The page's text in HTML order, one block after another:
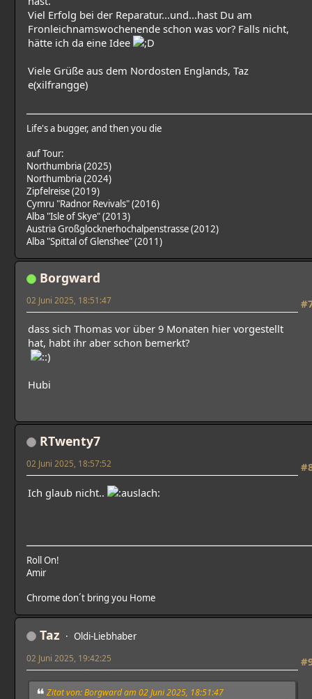
Viel Erfolg bei der Reparatur...und...hast Du am
Fronleichnamswochenende schon was vor? Falls nicht,
hätte ich da eine Idee
Viele Grüße aus dem Nordosten Englands, Taz
e(xilfrangge)
Life's a bugger, and then you die
auf Tour:
Northumbria (2025)
Northumbria (2024)
Zipfelreise (2019)
Cymru "Radnor Revivals" (2016)
Alba "Isle of Skye" (2013)
Austria Großglocknerhochalpenstrasse (2012)
Alba "Spittal of Glenshee" (2011)
Borgward
02 Juni 2025, 18:51:47
dass sich Thomas vor über 9 Monaten hier vorgestellt
hat, habt ihr aber schon bemerkt?
Hubi
RTwenty7
02 Juni 2025, 18:57:52
Ich glaub nicht..
Roll On!
Amir
Chrome don´t bring you Home
Taz Oldi-Liebhaber
02 Juni 2025, 19:42:25
Zitat von: Borgward am 02 Juni 2025, 18:51:47